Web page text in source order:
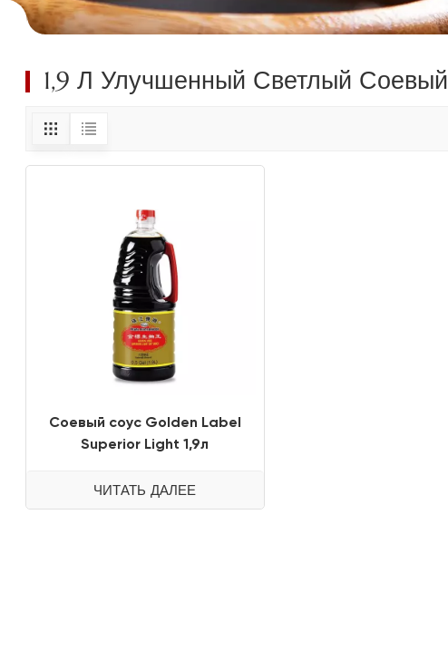
1,9 Л Улучшенный Светлый Соевый
Соевый соус Golden Label
Superior Light 1,9л
ЧИТАТЬ ДАЛЕЕ